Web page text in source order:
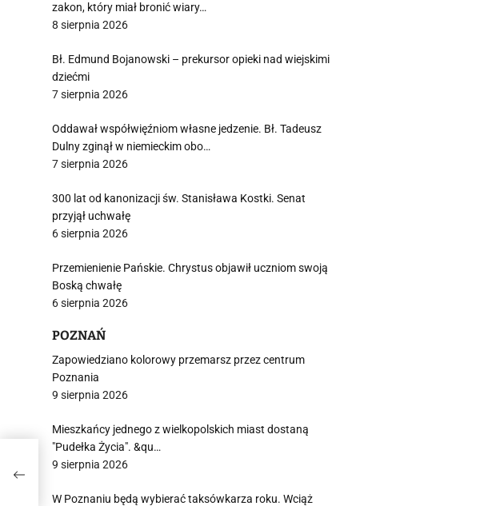
zakon, który miał bronić wiary…
8 sierpnia 2026
Bł. Edmund Bojanowski – prekursor opieki nad wiejskimi
dziećmi
7 sierpnia 2026
Oddawał współwięźniom własne jedzenie. Bł. Tadeusz
Dulny zginął w niemieckim obo…
7 sierpnia 2026
300 lat od kanonizacji św. Stanisława Kostki. Senat
przyjął uchwałę
6 sierpnia 2026
Przemienienie Pańskie. Chrystus objawił uczniom swoją
Boską chwałę
6 sierpnia 2026
POZNAŃ
Zapowiedziano kolorowy przemarsz przez centrum
Poznania
9 sierpnia 2026
Mieszkańcy jednego z wielkopolskich miast dostaną
"Pudełka Życia". &qu…
9 sierpnia 2026
W Poznaniu będą wybierać taksówkarza roku. Wciąż